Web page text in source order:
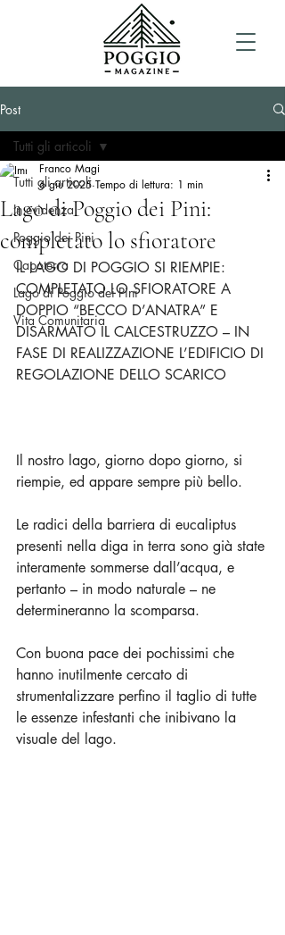
Post
Tutti gli articoli
In evidenza
Poggio dei Pini
Capoterra
Lago di Poggio dei Pini
Vita Comunitaria
Tutti gli articoli
Lago di Poggio dei Pini:
completato lo sfioratore
Franco Magi
6 giu 2025 Tempo di lettura: 1 min
IL LAGO DI POGGIO SI RIEMPIE:
COMPLETATO LO SFIORATORE A
DOPPIO “BECCO D’ANATRA” E
DISARMATO IL CALCESTRUZZO – IN
FASE DI REALIZZAZIONE L’EDIFICIO DI
REGOLAZIONE DELLO SCARICO
Il nostro lago, giorno dopo giorno, si
riempie, ed appare sempre più bello.
Le radici della barriera di eucaliptus
presenti nella diga in terra sono già state
interamente sommerse dall’acqua, e
pertanto – in modo naturale – ne
determineranno la scomparsa.
Con buona pace dei pochissimi che
hanno inutilmente cercato di
strumentalizzare perfino il taglio di tutte
le essenze infestanti che inibivano la
visuale del lago.